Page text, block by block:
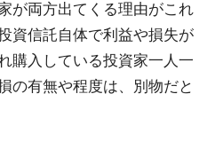
が両方出てくる理由がこれ
資信託自体で利益や損失が
購入している投資家一人一
の有無や程度は、別物だと